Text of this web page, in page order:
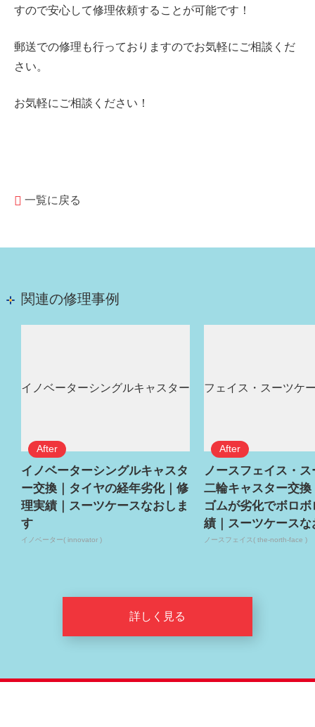
すので安心して修理依頼することが可能です！
郵送での修理も行っておりますのでお気軽にご相談くだ
さい。
お気軽にご相談ください！
一覧に戻る
関連の修理事例
イノベーターシングルキャスタ
ー交換｜タイヤの経年劣化｜修
理実績｜スーツケースなおしま
す
イノベーター( innovator )
ノースフェイス・
二輪キャスター交換
ゴムが劣化でボロ
績｜スーツケースな
ノースフェイス( the-north-face )
詳しく見る